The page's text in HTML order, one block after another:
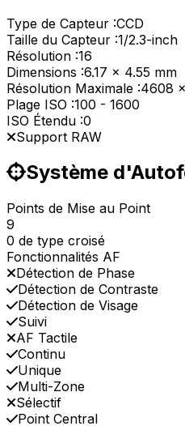
Type de Capteur :CCD
Taille du Capteur :1/2.3-inch
Résolution :16
Dimensions :6.17 x 4.55 mm
Résolution Maximale :4608
Plage ISO :100 - 1600
ISO Étendu :0
Support RAW
Système
Points de Mise au Point
9
0 de type croisé
Fonctionnalités AF
Détection de Phase
Détection de Contraste
Détection de Visage
Suivi
AF Tactile
Continu
Unique
Multi-Zone
Sélectif
Point Central